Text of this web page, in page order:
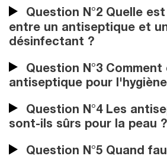
Question N°2 Quelle
entre un antiseptique et
désinfectant ?
Question N°3
antiseptique pour
Question N°4 Les
sont-ils sûrs pour la peau ?
Question N°5 Quand